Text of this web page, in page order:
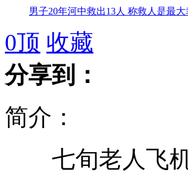
男子20年河中救出13人 称救人是最大
表演艺术家李默然逝世 享年85岁
空姐疲劳飞行 将重罚公司
著名表演艺术家李默然在北京去世
0顶 收藏
分享到：
简介：
七旬老人飞机